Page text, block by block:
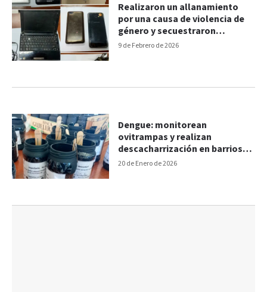
9 de Febrero de 2026
Realizaron un allanamiento
por una causa de violencia de
género y secuestraron
dispositivos
20 de Enero de 2026
Dengue: monitorean
ovitrampas y realizan
descacharrización en barrios
de Paraná